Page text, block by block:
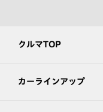
クルマTOP
カーラインアップ